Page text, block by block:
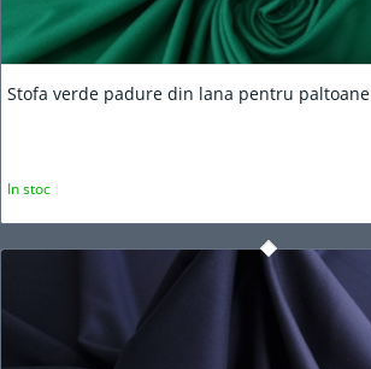
Stofa verde padure din lana pentru paltoane
In stoc